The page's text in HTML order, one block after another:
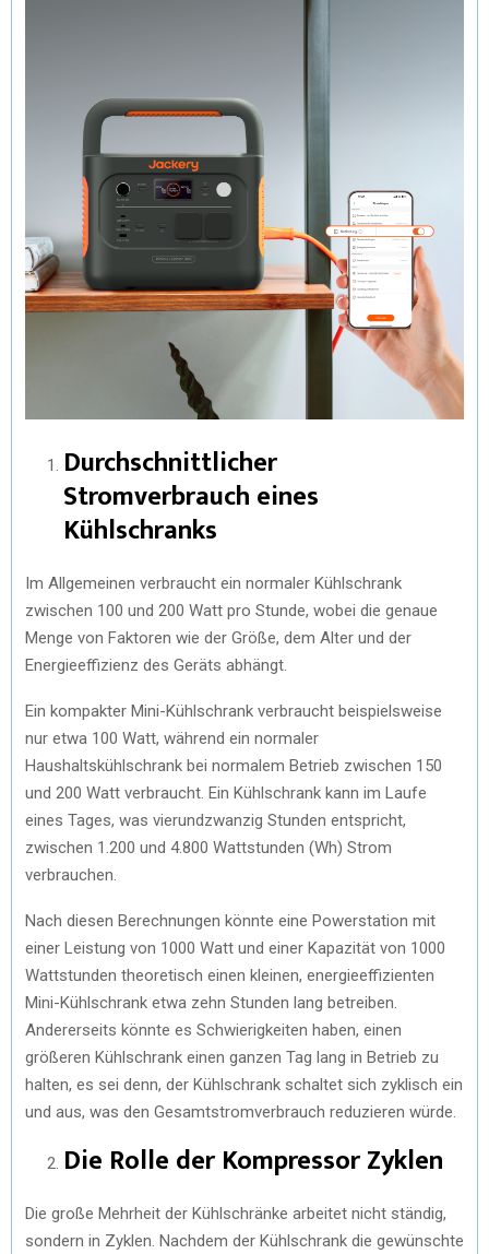
Durchschnittlicher
Stromverbrauch eines
Kühlschranks
Im Allgemeinen verbraucht ein normaler Kühlschrank
zwischen 100 und 200 Watt pro Stunde, wobei die genaue
Menge von Faktoren wie der Größe, dem Alter und der
Energieeffizienz des Geräts abhängt.
Ein kompakter Mini-Kühlschrank verbraucht beispielsweise
nur etwa 100 Watt, während ein normaler
Haushaltskühlschrank bei normalem Betrieb zwischen 150
und 200 Watt verbraucht. Ein Kühlschrank kann im Laufe
eines Tages, was vierundzwanzig Stunden entspricht,
zwischen 1.200 und 4.800 Wattstunden (Wh) Strom
verbrauchen.
Nach diesen Berechnungen könnte eine Powerstation mit
einer Leistung von 1000 Watt und einer Kapazität von 1000
Wattstunden theoretisch einen kleinen, energieeffizienten
Mini-Kühlschrank etwa zehn Stunden lang betreiben.
Andererseits könnte es Schwierigkeiten haben, einen
größeren Kühlschrank einen ganzen Tag lang in Betrieb zu
halten, es sei denn, der Kühlschrank schaltet sich zyklisch ein
und aus, was den Gesamtstromverbrauch reduzieren würde.
Die Rolle der Kompressor Zyklen
Die große Mehrheit der Kühlschränke arbeitet nicht ständig,
sondern in Zyklen. Nachdem der Kühlschrank die gewünschte